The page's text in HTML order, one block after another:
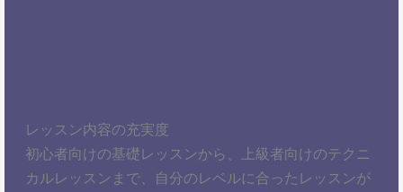
レッスン内容の充実度
初心者向けの基礎レッスンから、上級者向けのテクニ
カルレッスンまで、自分のレベルに合ったレッスンが